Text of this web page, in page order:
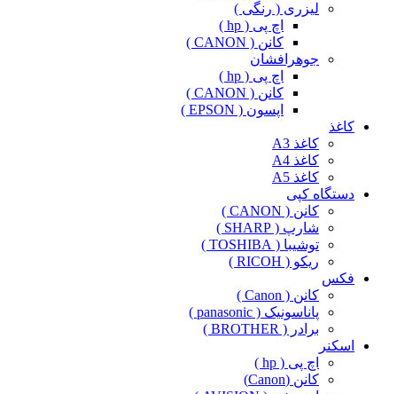
لیزری ( رنگی )
اچ پی ( hp )
کانن ( CANON )
جوهرافشان
اچ پی ( hp )
کانن ( CANON )
اپسون ( EPSON )
کاغذ
کاغذ A3
کاغذ A4
کاغذ A5
دستگاه کپی
کانن ( CANON )
شارپ ( SHARP )
توشیبا ( TOSHIBA )
ریکو ( RICOH )
فکس
کانن ( Canon )
پاناسونیک ( panasonic )
برادر ( BROTHER )
اسکنر
اچ پی ( hp )
کانن (Canon)